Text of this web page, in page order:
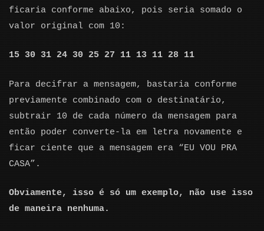
ficaria conforme abaixo, pois seria somado o
valor original com 10:
15 30 31 24 30 25 27 11 13 11 28 11
Para decifrar a mensagem, bastaria conforme
previamente combinado com o destinatário,
subtrair 10 de cada número da mensagem para
então poder converte-la em letra novamente e
ficar ciente que a mensagem era “EU VOU PRA
CASA”.
Obviamente, isso é só um exemplo, não use isso
de maneira nenhuma.